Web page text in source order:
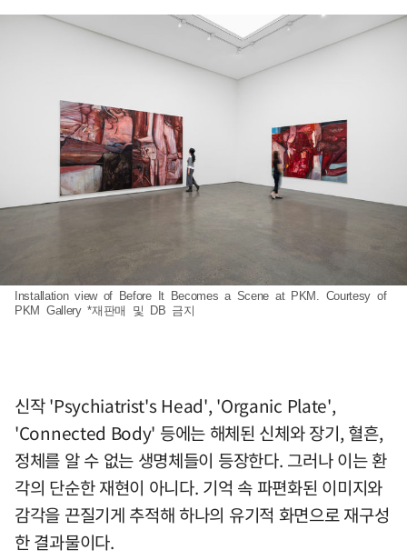
Installation view of Before It Becomes a Scene at PKM. Courtesy of
PKM Gallery *재판매 및 DB 금지
신작 'Psychiatrist's Head', 'Organic Plate',
'Connected Body' 등에는 해체된 신체와 장기, 혈흔,
정체를 알 수 없는 생명체들이 등장한다. 그러나 이는 환
각의 단순한 재현이 아니다. 기억 속 파편화된 이미지와
감각을 끈질기게 추적해 하나의 유기적 화면으로 재구성
한 결과물이다.